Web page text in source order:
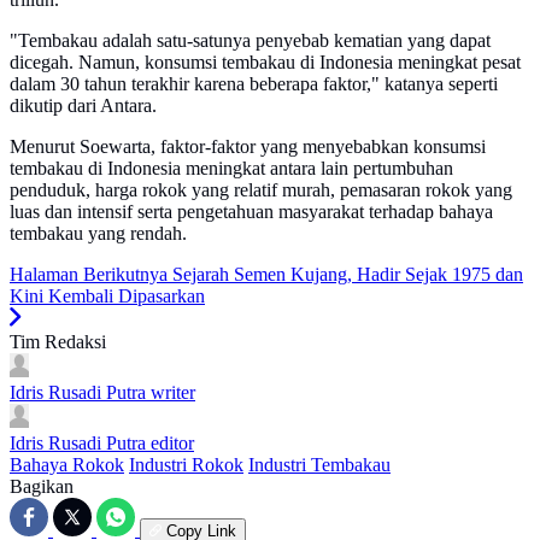
"Tembakau adalah satu-satunya penyebab kematian yang dapat
dicegah. Namun, konsumsi tembakau di Indonesia meningkat pesat
dalam 30 tahun terakhir karena beberapa faktor," katanya seperti
dikutip dari Antara.
Menurut Soewarta, faktor-faktor yang menyebabkan konsumsi
tembakau di Indonesia meningkat antara lain pertumbuhan
penduduk, harga rokok yang relatif murah, pemasaran rokok yang
luas dan intensif serta pengetahuan masyarakat terhadap bahaya
tembakau yang rendah.
Halaman Berikutnya Sejarah Semen Kujang, Hadir Sejak 1975 dan
Kini Kembali Dipasarkan
Tim Redaksi
Idris Rusadi Putra writer
Idris Rusadi Putra editor
Bahaya Rokok Industri Rokok Industri Tembakau
Bagikan
Copy Link